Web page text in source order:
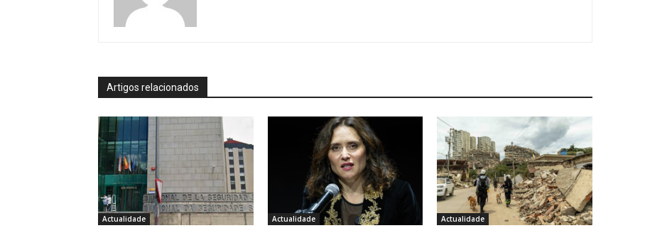
Artigos relacionados
Actualidade Actualidade Actualidade